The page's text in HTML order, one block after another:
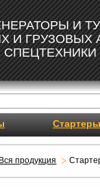
И
И ГРУЗОВЫХ
СПЕЦТЕХНИКИ
Стартеры
Вся продукция